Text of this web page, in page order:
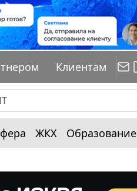
Клиентам
ЖКХ Образование